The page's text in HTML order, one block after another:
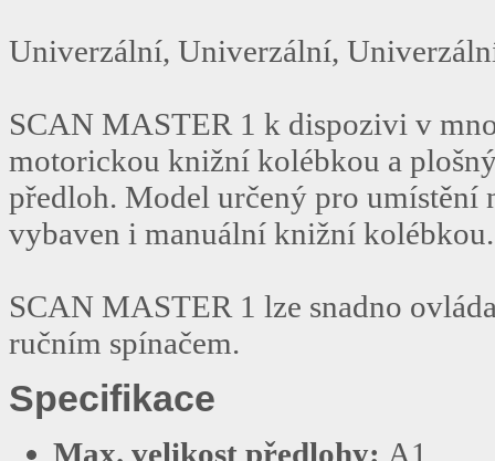
Univerzální, Univerzální,
SCAN MASTER 1 k dispozivi v
motorickou knižní kolébkou a
předloh. Model určený pro umístění
vybaven i manuální knižní kolébkou.
SCAN MASTER 1 lze snadno
ručním spínačem.
Specifikace
Max. velikost předlohy: A1